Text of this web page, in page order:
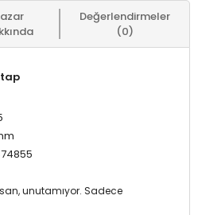
Değerlendirmeler
(0)
unutamıyor. Sadece